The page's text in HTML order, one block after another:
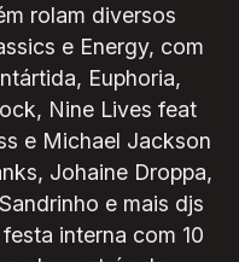
rolam diversos
e Energy, com
Euphoria,
Nine Lives feat
e Michael Jackson
Johaine Droppa,
e mais djs
interna com 10